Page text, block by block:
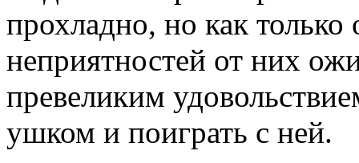
прохладно, но как только
неприятностей от них
превеликим
ушком и поиграть с ней.